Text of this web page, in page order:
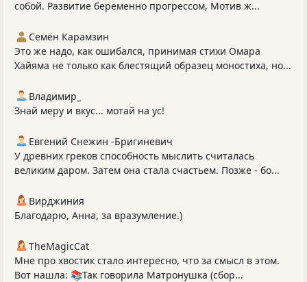
собой. Развитие беременно прогрессом, Мотив ж...
Семён Карамзин
Это же надо, как ошибался, принимая стихи Омара
Хайяма не только как блестящий образец моностиха, но...
Владимир_
Знай меру и вкус... мотай на ус!
Евгений Снежин -Бригиневич
У древних греков способность мыслить считалась
великим даром. Затем она стала счастьем. Позже - бо...
Вирджиния
Благодарю, Анна, за вразумление.)
TheMagicCat
Мне про хвостик стало интересно, что за смысл в этом.
Вот нашла: 📚Так говорила Матронушка (сбор...